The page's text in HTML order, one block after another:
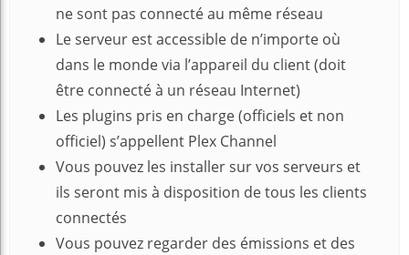
ne sont pas connecté au même réseau
Le serveur est accessible de n’importe où
dans le monde via l’appareil du client (doit
être connecté à un réseau Internet)
Les plugins pris en charge (officiels et non
officiel) s’appellent Plex Channel
Vous pouvez les installer sur vos serveurs et
ils seront mis à disposition de tous les clients
connectés
Vous pouvez regarder des émissions et des